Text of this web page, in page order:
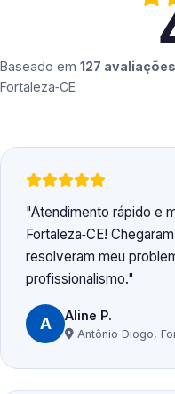
Baseado em 127 avaliações
Fortaleza‑CE
Atendimento rápido e
Fortaleza‑CE!
resolveram meu
profissionalismo.
A Aline P.
Antônio Diogo,